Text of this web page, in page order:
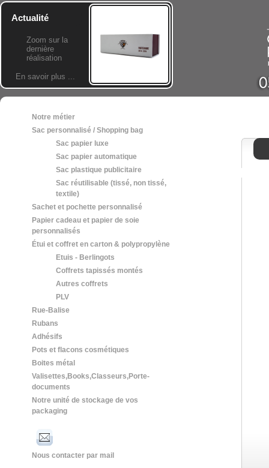
Actualité
Zoom sur la
dernière
réalisation
En savoir plus ...
Notre métier
Sac personnalisé / Shopping bag
Sac papier luxe
Sac papier automatique
Sac plastique publicitaire
Sac réutilisable (tissé, non tissé,
textile)
Sachet et pochette personnalisé
Papier cadeau et papier de soie
personnalisés
Étui et coffret en carton & polypropylène
Etuis - Berlingots
Coffrets tapissés montés
Autres coffrets
PLV
Rue-Balise
Rubans
Adhésifs
Pots et flacons cosmétiques
Boites métal
Valisettes,Books,Classeurs,Porte-
documents
Notre unité de stockage de vos
packaging
Nous contacter par mail